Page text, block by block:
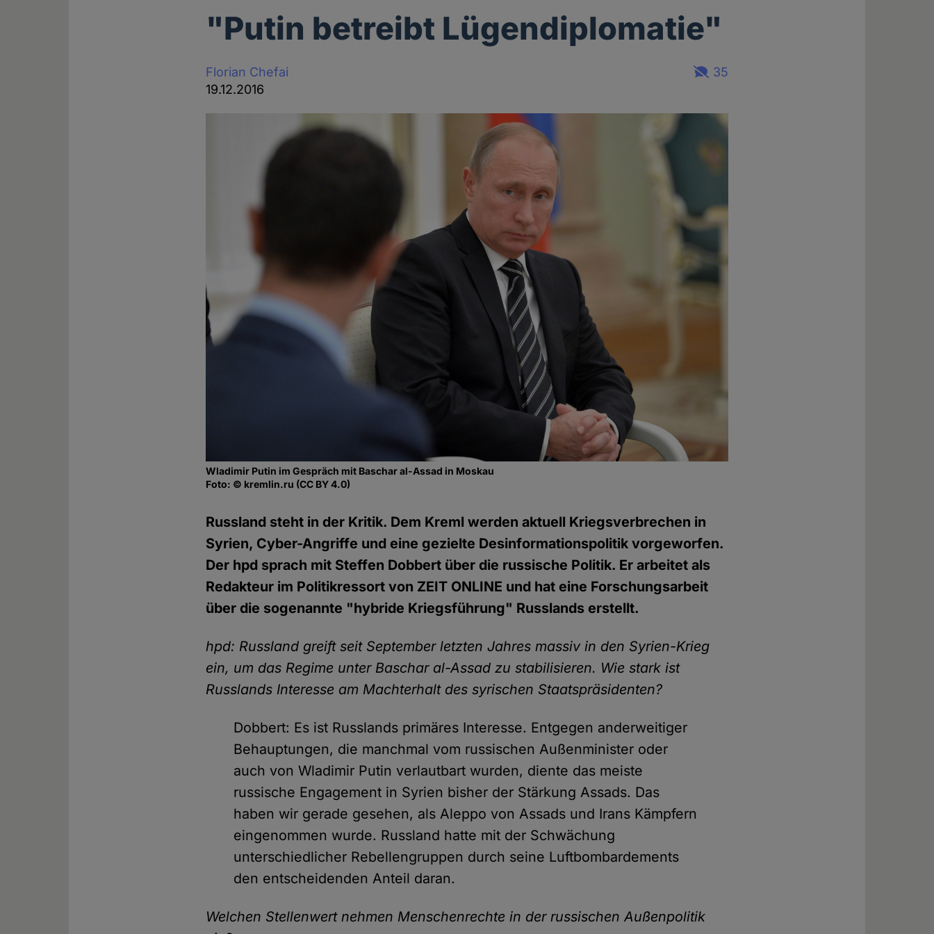
"Putin betreibt Lügendiplomatie"
Florian Chefai
19.12.2016
35
Wladimir Putin im Gespräch mit Baschar al-Assad in Moskau
Foto: © kremlin.ru (CC BY 4.0)
Russland steht in der Kritik. Dem Kreml werden aktuell Kriegsverbrechen in
Syrien, Cyber-Angriffe und eine gezielte Desinformationspolitik vorgeworfen.
Der hpd sprach mit Steffen Dobbert über die russische Politik. Er arbeitet als
Redakteur im Politikressort von ZEIT ONLINE und hat eine Forschungsarbeit
über die sogenannte "hybride Kriegsführung" Russlands erstellt.
hpd: Russland greift seit September letzten Jahres massiv in den Syrien-Krieg
ein, um das Regime unter Baschar al-Assad zu stabilisieren. Wie stark ist
Russlands Interesse am Machterhalt des syrischen Staatspräsidenten?
Dobbert: Es ist Russlands primäres Interesse. Entgegen anderweitiger
Behauptungen, die manchmal vom russischen Außenminister oder
auch von Wladimir Putin verlautbart wurden, diente das meiste
russische Engagement in Syrien bisher der Stärkung Assads. Das
haben wir gerade gesehen, als Aleppo von Assads und Irans Kämpfern
eingenommen wurde. Russland hatte mit der Schwächung
unterschiedlicher Rebellengruppen durch seine Luftbombardements
den entscheidenden Anteil daran.
Welchen Stellenwert nehmen Menschenrechte in der russischen Außenpolitik